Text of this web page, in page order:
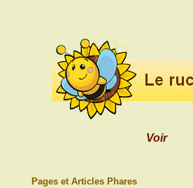
Voir
Pages et Articles Phares